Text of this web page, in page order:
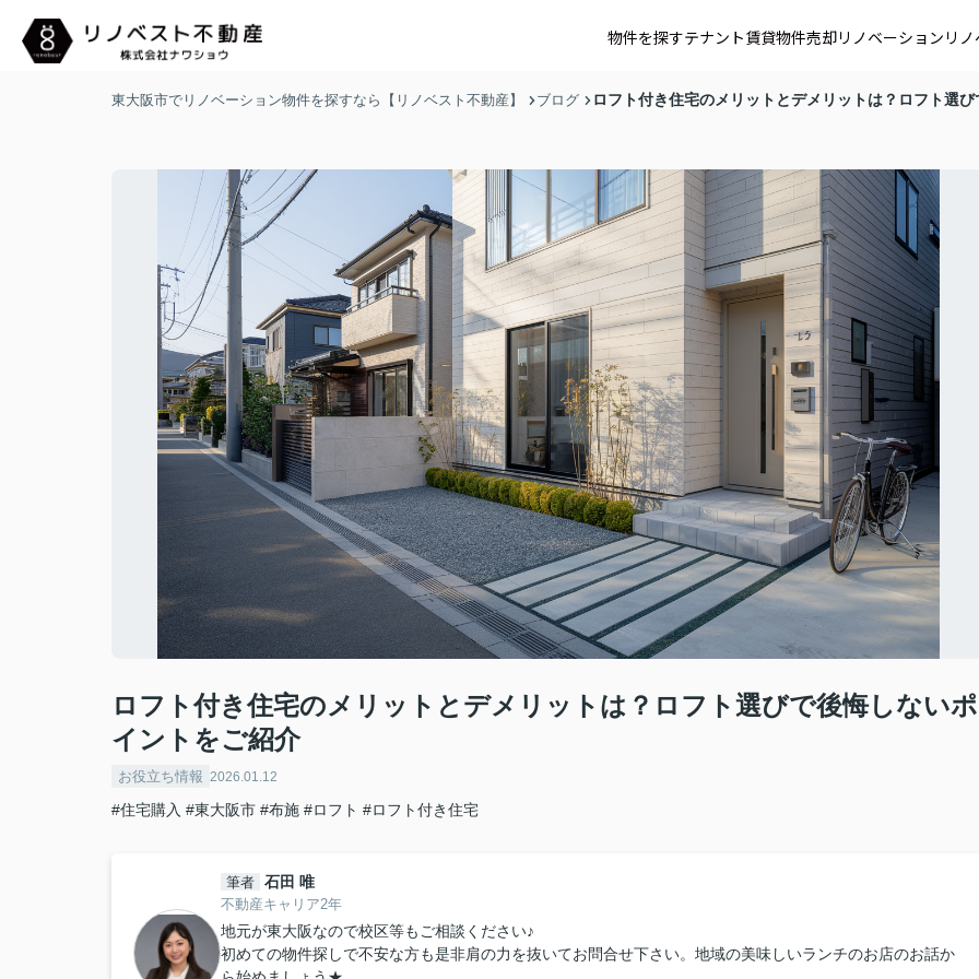
物件を探すテナント賃貸物件売却リノベーション リ
東大阪市でリノベーション物件を探すなら【リノベスト不動産】 ブログ ロフト付き住宅のメリットとデメリットは？ロフト選
ロフト付き住宅のメリットとデメリットは？ロフト選びで後悔しないポ
イントをご紹介
お役立ち情報 2026.01.12
#住宅購入 #東大阪市 #布施 #ロフト #ロフト付き住宅
筆者 石田 唯
不動産キャリア2年
地元が東大阪なので校区等もご相談ください♪
初めての物件探しで不安な方も是非肩の力を抜いてお問合せ下さい。地域の美味しいランチのお店のお話か